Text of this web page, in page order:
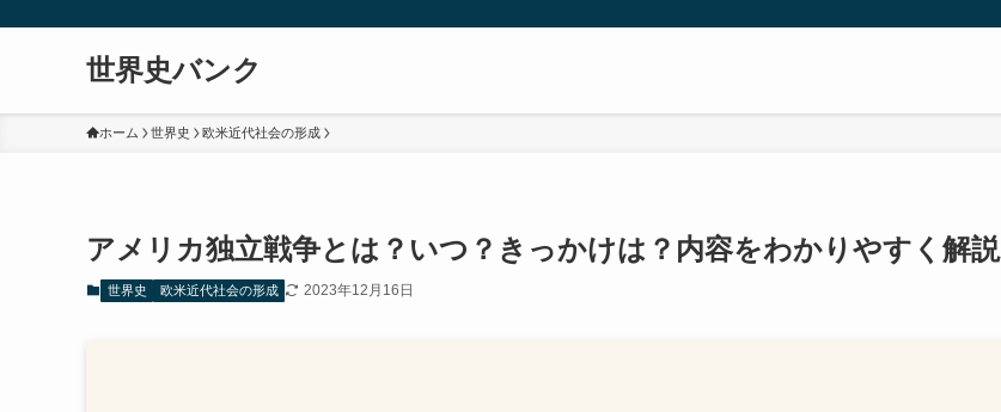
世界史バンク
ホーム 世界史 欧米近代社会の形成
アメリカ独立戦争とは？いつ？きっかけは？内容をわかりやすく解説
世界史 欧米近代社会の形成 2023年12月16日